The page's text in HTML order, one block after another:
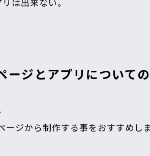
ージとアプリについて
ジから制作する事をおすすめ